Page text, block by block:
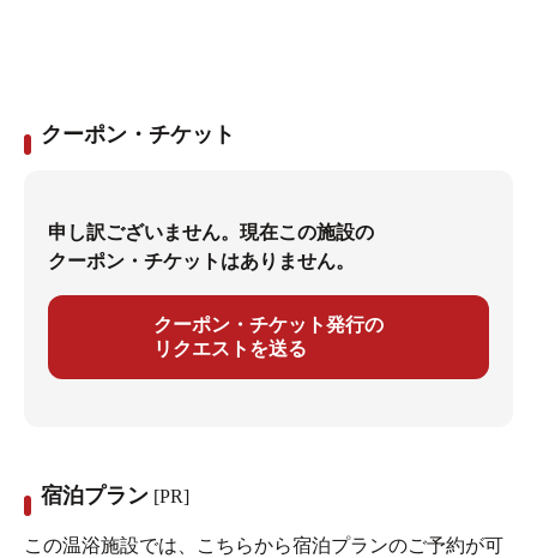
クーポン・チケット
申し訳ございません。現在この施設の
クーポン・チケットはありません。
クーポン・チケット発行の
リクエストを送る
宿泊プラン [PR]
この温浴施設では、こちらから宿泊プランのご予約が可